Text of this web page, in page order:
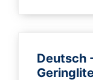
Deutsch